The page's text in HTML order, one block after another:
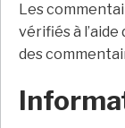
Les
vérifiés à
des